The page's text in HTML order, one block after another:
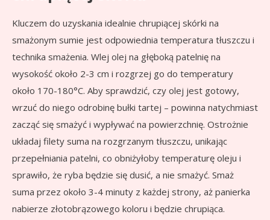
Kluczem do uzyskania idealnie chrupiącej skórki na
smażonym sumie jest odpowiednia temperatura tłuszczu i
technika smażenia. Wlej olej na głęboką patelnię na
wysokość około 2-3 cm i rozgrzej go do temperatury
około 170-180°C. Aby sprawdzić, czy olej jest gotowy,
wrzuć do niego odrobinę bułki tartej – powinna natychmiast
zacząć się smażyć i wypływać na powierzchnię. Ostrożnie
układaj filety suma na rozgrzanym tłuszczu, unikając
przepełniania patelni, co obniżyłoby temperaturę oleju i
sprawiło, że ryba będzie się dusić, a nie smażyć. Smaż
suma przez około 3-4 minuty z każdej strony, aż panierka
nabierze złotobrązowego koloru i będzie chrupiąca.